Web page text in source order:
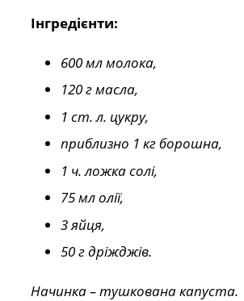
Інгредієнти:
600 мл молока,
120 г масла,
1 ст. л. цукру,
приблизно 1 кг борошна,
1 ч. ложка солі,
75 мл олії,
3 яйця,
50 г дріжджів.
Начинка – тушкована капуста.